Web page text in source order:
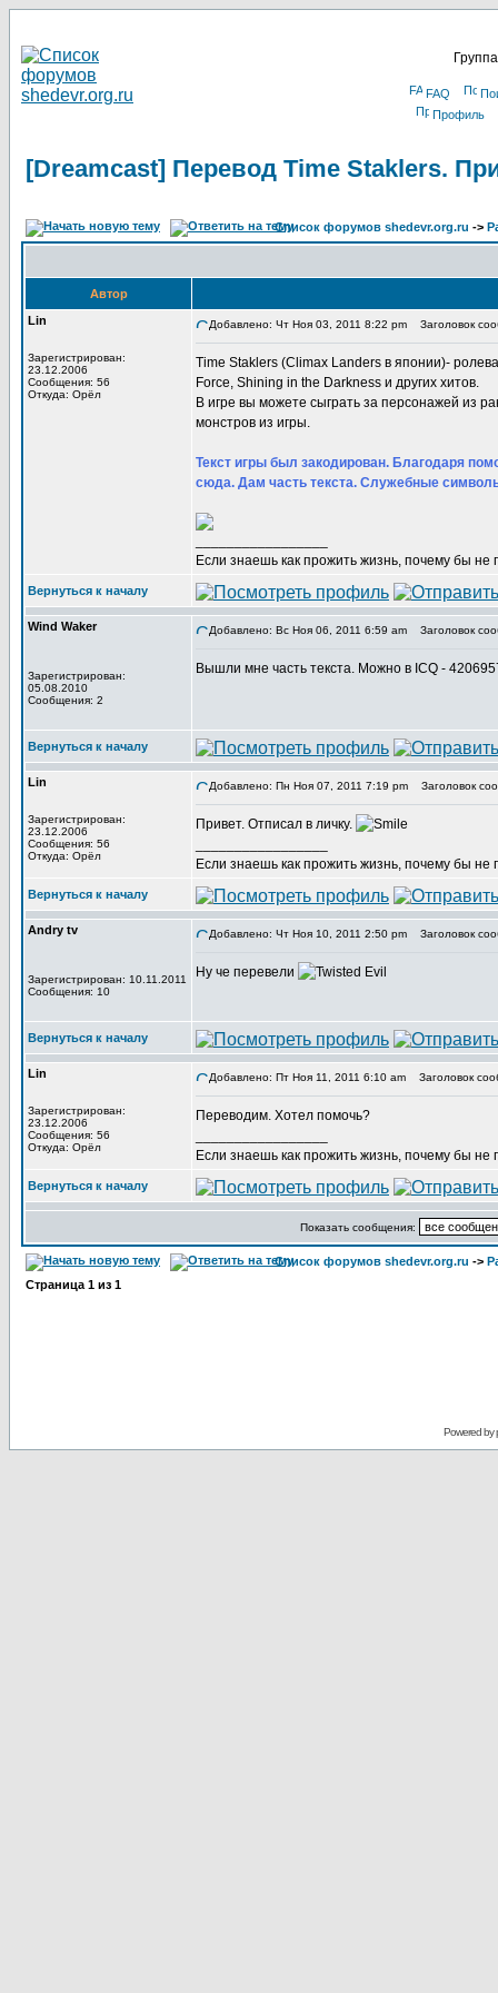
FAQ
Профиль
[Dreamcast] Перевод Time Staklers.
Список форумов shedevr.org.ru ->
Автор
Lin
Зарегистрирован:
23.12.2006
Сообщения: 56
Откуда: Орёл
Добавлено: Чт Ноя 03, 2011 8:22 pm Заголовок
Time Staklers (Climax Landers в японии)-
Force, Shining in the Darkness и других хитов.
В игре вы можете сыграть за персонажей из
монстров из игры.
Текст игры был закодирован. Благодаря
сюда. Дам часть текста. Служебные
Если знаешь как прожить жизнь, почему бы не
Вернуться к началу
Wind Waker
Зарегистрирован:
05.08.2010
Сообщения: 2
Добавлено: Вс Ноя 06, 2011 6:59 am Заголовок
Вышли мне часть текста. Можно в ICQ -
Вернуться к началу
Lin
Зарегистрирован:
23.12.2006
Сообщения: 56
Откуда: Орёл
Добавлено: Пн Ноя 07, 2011 7:19 pm Заголовок
Привет. Отписал в личку.
Если знаешь как прожить жизнь, почему бы не
Вернуться к началу
Andry tv
Зарегистрирован: 10.11.2011
Сообщения: 10
Добавлено: Чт Ноя 10, 2011 2:50 pm Заголовок
Ну че перевели
Вернуться к началу
Lin
Зарегистрирован:
23.12.2006
Сообщения: 56
Откуда: Орёл
Добавлено: Пт Ноя 11, 2011 6:10 am Заголовок
Переводим. Хотел помочь?
Если знаешь как прожить жизнь, почему бы не
Вернуться к началу
Показать сообщения:
Список форумов shedevr.org.ru ->
Страница 1 из 1
Powered by